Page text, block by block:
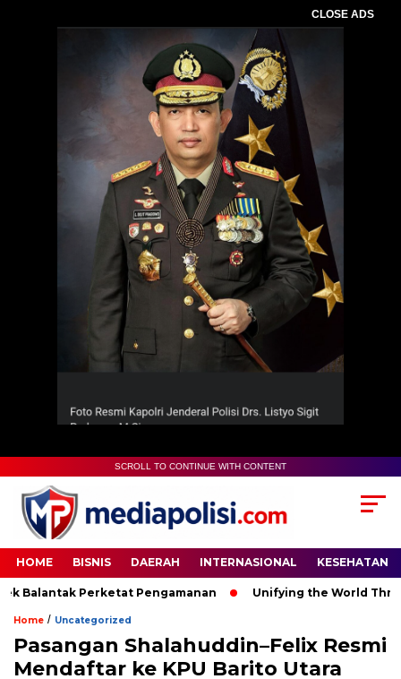
CLOSE ADS
SCROLL TO CONTINUE WITH CONTENT
HOME BISNIS DAERAH INTERNASIONAL KESEHATAN
Perketat Pengamanan Unifying the World
Home / Uncategorized
Pasangan Shalahuddin–Felix Resmi
Mendaftar ke KPU Barito Utara